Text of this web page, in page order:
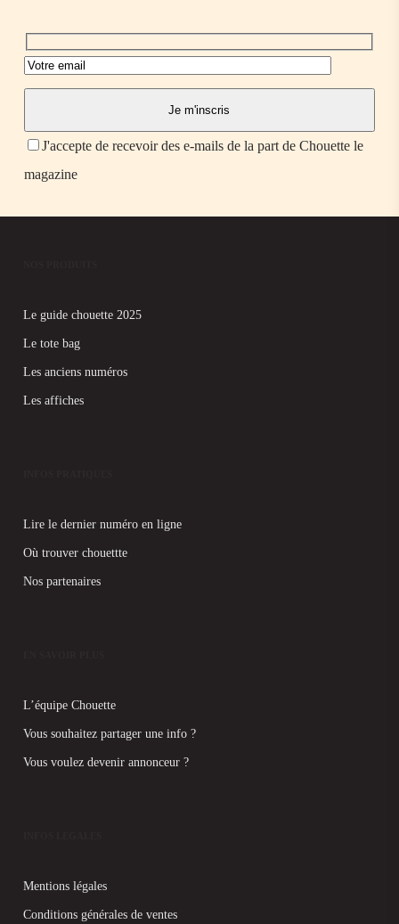
J'accepte de recevoir des e-mails de la part de Chouette le
magazine
Le guide chouette 2025
Le tote bag
Les anciens numéros
Les affiches
Lire le dernier numéro en ligne
Où trouver chouettte
Nos partenaires
L’équipe Chouette
Vous souhaitez partager une info ?
Vous voulez devenir annonceur ?
Mentions légales
Conditions générales de ventes